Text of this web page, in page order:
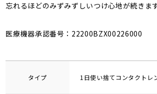
忘れるほどのみずみずしいつけ心地が続きます
医療機器承認番号：22200BZX00226000
タイプ 1日使い捨てコンタクトレ